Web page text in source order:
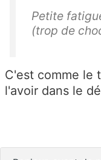
Petite
(trop de
C'est comme le
l'avoir dans le